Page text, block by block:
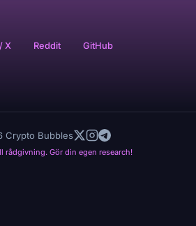
X Reddit GitHub
rådgivning. Gör din egen research!
Crypto Bubbles